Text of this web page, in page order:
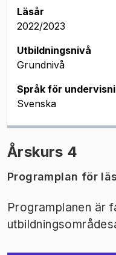
Läsår
2022/2023
Utbildningsnivå
Grundnivå
Språk för
Svenska
Årskurs 4
Programplan för
Programplanen är